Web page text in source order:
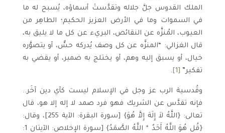
الملك القدوس جلَّ جلاله وتقدَّستْ أسماؤه، يُسبح له ما
في السموات وما في الأرض العزيز الحكيم؛ الطاهِر من
العيوب، المُنزَّه عن النقائص، البريء عن كل ما لا يليق به،
قال الغزالي: “المنزَّه عن كل وصف يُدركه حسٌّ، أو يتصوَّره
خيال، أو يسبق إليه وهم، أو يختلج به ضمير، أو يقضي به
تفكير” [1]
.
وقُدسية الرب عز وجل في الإسلام ليست كأي دين آخَر..
فإنه تقدَّس عن الشريك فهو فرد صمد لا إله إلا هو، قال
تعالى: {اللَّهُ لاَ إِلَهَ إِلاَّ هُوَ} [سورة البقرة: الآية 255]، وقال:
{قُل هُوَ اللَّهُ أَحَدٌ * اللَّهُ الصَّمَدُ} [سورة الإخلاص: الآيتان 1: